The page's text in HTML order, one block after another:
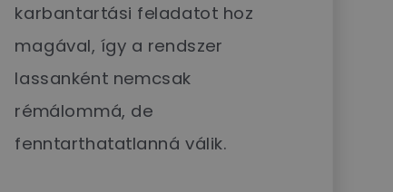
karbantartási feladatot hoz
magával, így a rendszer
lassanként nemcsak
rémálommá, de
fenntarthatatlanná válik.